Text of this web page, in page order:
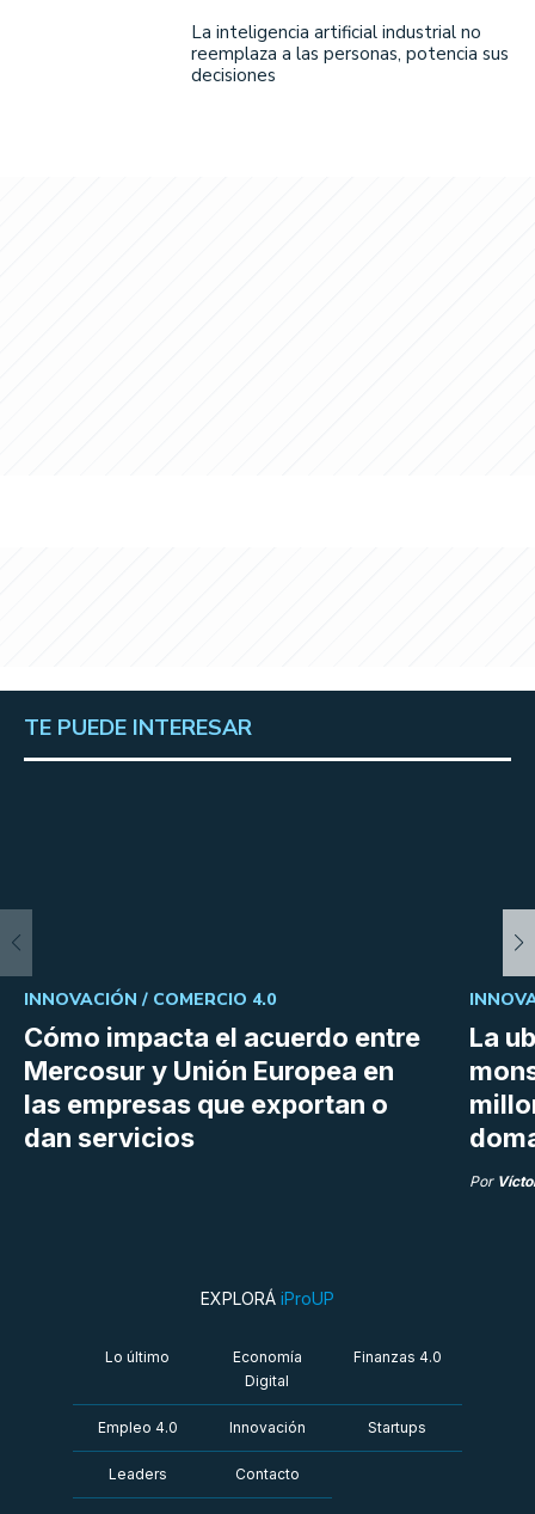
La inteligencia artificial industrial no
reemplaza a las personas, potencia sus
decisiones
TE PUEDE INTERESAR
Cómo impacta el acuerdo entre
Mercosur y Unión Europea en
las empresas que exportan o
dan servicios
INNOVACIÓN / COMERCIO 4.0
La
Por
EXPLORÁ iProUP
Lo último
Economía
Digital
Finanzas 4.0
Empleo 4.0 Innovación Startups
Leaders Contacto